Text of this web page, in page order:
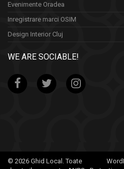
Evenimente Oradea
Inregistrare marci OSIM
Design Interior Cluj
WE ARE SOCIABLE!
© 2026 Ghid Local. Toate